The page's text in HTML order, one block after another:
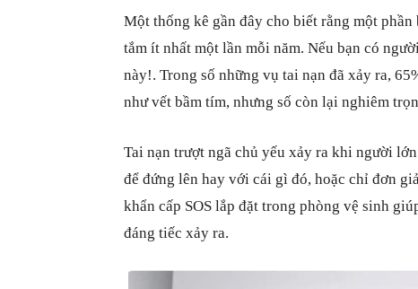
Một thống kê gần đây cho biết rằng một
tắm ít nhất một lần mỗi năm. Nếu bạn có
này!. Trong số những vụ tai nạn đã xảy ra,
như vết bầm tím, nhưng số còn lại nghiêm
Tai nạn trượt ngã chủ yếu xảy ra khi người
để đứng lên hay với cái gì đó, hoặc chỉ đơn
khẩn cấp SOS lắp đặt trong phòng vệ sinh
đáng tiếc xảy ra.